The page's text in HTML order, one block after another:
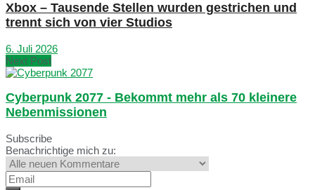
Xbox – Tausende Stellen wurden gestrichen und
trennt sich von vier Studios
6. Juli 2026
Next Post
Cyberpunk 2077 - Bekommt mehr als 70 kleinere
Nebenmissionen
Subscribe
Benachrichtige mich zu: